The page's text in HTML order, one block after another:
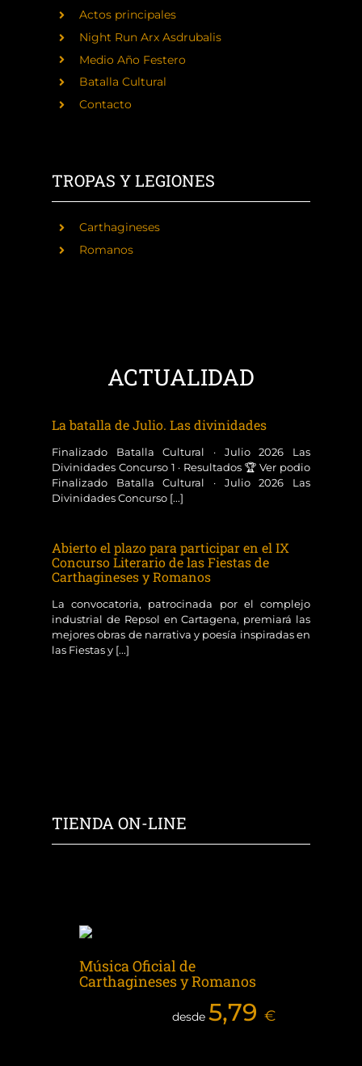
Actos principales
Night Run Arx Asdrubalis
Medio Año Festero
Batalla Cultural
Contacto
TROPAS Y LEGIONES
Carthagineses
Romanos
ACTUALIDAD
La batalla de Julio. Las divinidades
Finalizado Batalla Cultural · Julio 2026 Las
Divinidades Concurso 1 · Resultados 🏆 Ver podio
Finalizado Batalla Cultural · Julio 2026 Las
Divinidades Concurso [...]
Abierto el plazo para participar en el IX
Concurso Literario de las Fiestas de
Carthagineses y Romanos
La convocatoria, patrocinada por el complejo
industrial de Repsol en Cartagena, premiará las
mejores obras de narrativa y poesía inspiradas en
las Fiestas y [...]
TIENDA ON-LINE
Música Oficial de
Carthagineses y Romanos
desde 5,79 €